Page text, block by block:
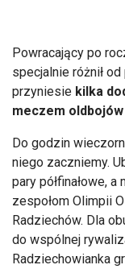
Powracający po
specjalnie różnił
przyniesie kilka
meczem
Do godzin
niego zaczniemy.
pary półfinałowe,
zespołom Olimpii
Radziechów. Dla
do wspólnej
Radziechowianka